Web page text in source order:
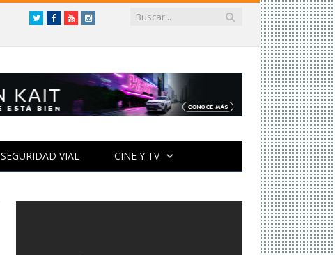
TwitterFacebookYouTubeInstagram
SEGURIDAD VIAL CINE Y TV